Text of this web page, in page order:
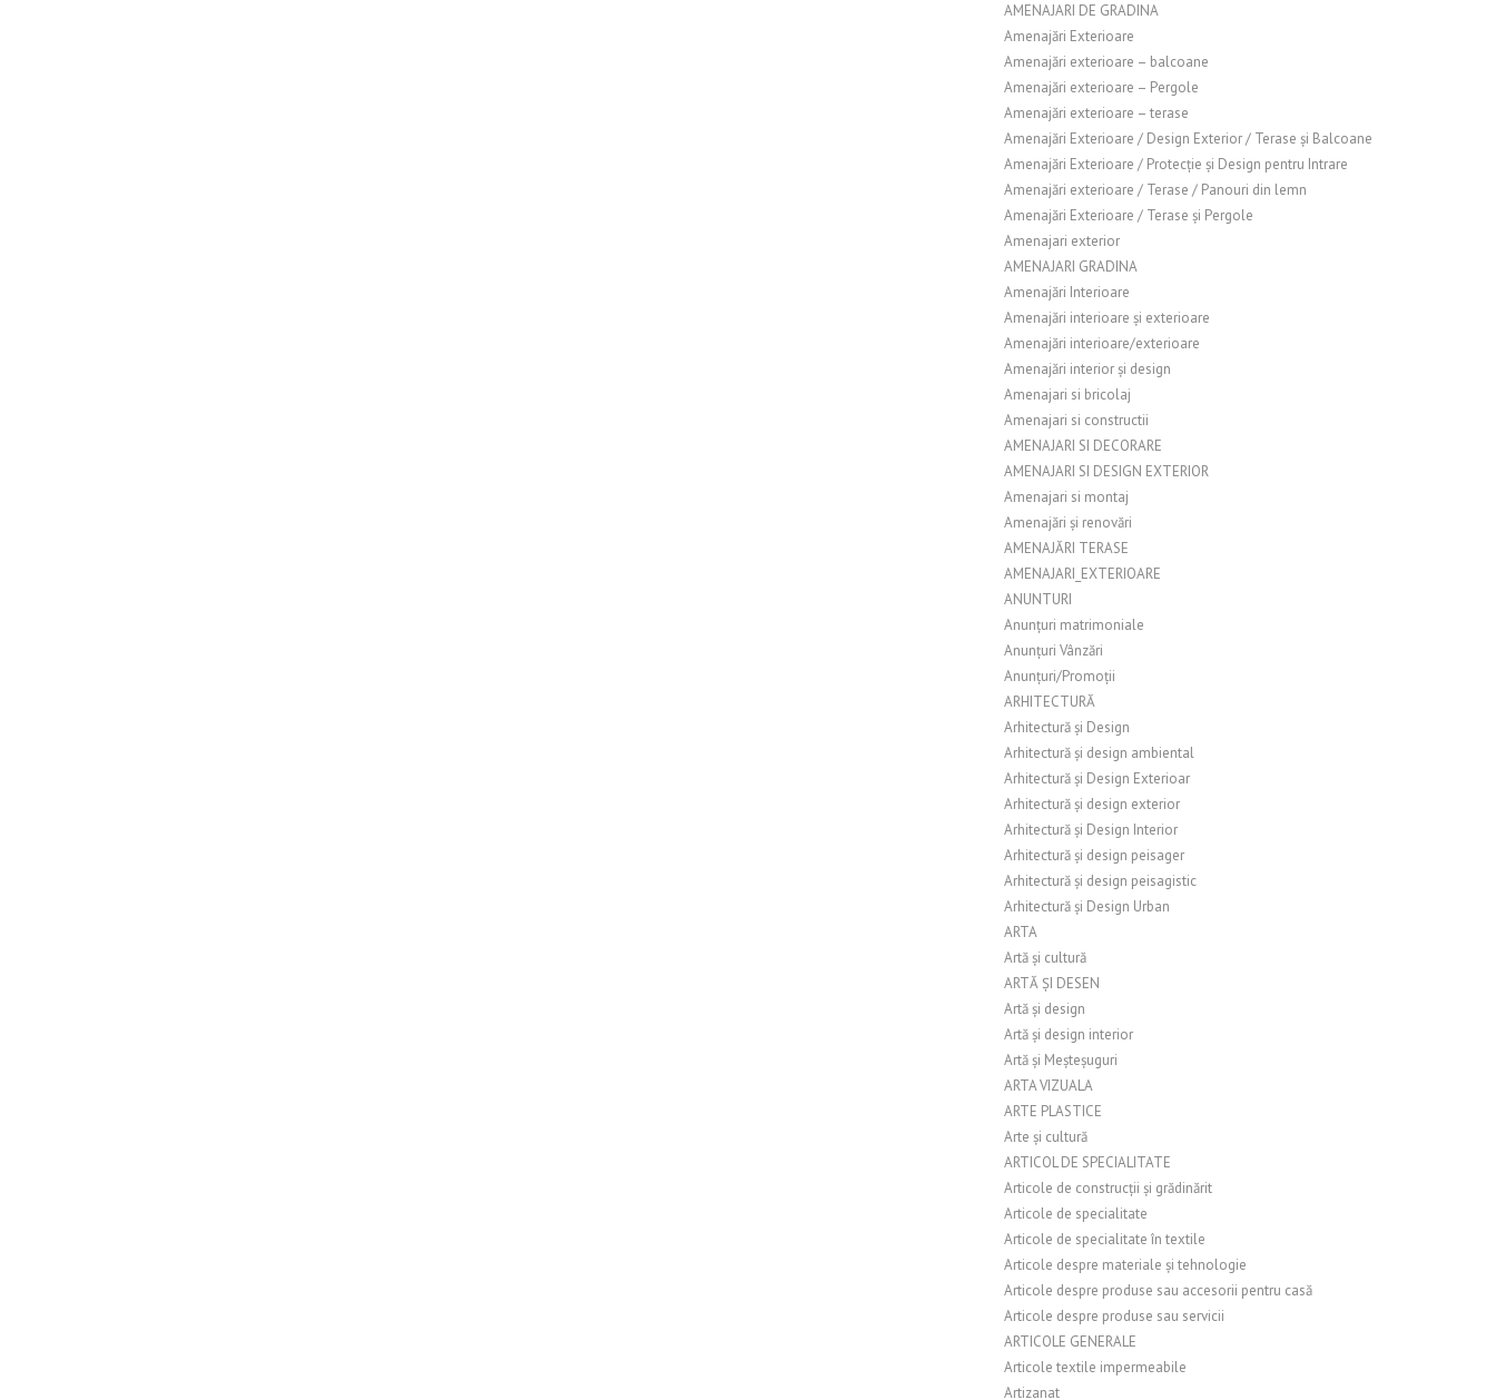
AMENAJARI DE GRADINA
Amenajări Exterioare
Amenajări exterioare – balcoane
Amenajări exterioare – Pergole
Amenajări exterioare – terase
Amenajări Exterioare / Design Exterior / Terase și Balcoane
Amenajări Exterioare / Protecție și Design pentru Intrare
Amenajări exterioare / Terase / Panouri din lemn
Amenajări Exterioare / Terase și Pergole
Amenajari exterior
AMENAJARI GRADINA
Amenajări Interioare
Amenajări interioare și exterioare
Amenajări interioare/exterioare
Amenajări interior și design
Amenajari si bricolaj
Amenajari si constructii
AMENAJARI SI DECORARE
AMENAJARI SI DESIGN EXTERIOR
Amenajari si montaj
Amenajări și renovări
AMENAJĂRI TERASE
AMENAJARI_EXTERIOARE
ANUNTURI
Anunțuri matrimoniale
Anunțuri Vânzări
Anunțuri/Promoții
ARHITECTURĂ
Arhitectură și Design
Arhitectură și design ambiental
Arhitectură și Design Exterioar
Arhitectură și design exterior
Arhitectură și Design Interior
Arhitectură și design peisager
Arhitectură și design peisagistic
Arhitectură și Design Urban
ARTA
Artă și cultură
ARTĂ ȘI DESEN
Artă și design
Artă și design interior
Artă și Meșteșuguri
ARTA VIZUALA
ARTE PLASTICE
Arte și cultură
ARTICOL DE SPECIALITATE
Articole de construcții și grădinărit
Articole de specialitate
Articole de specialitate în textile
Articole despre materiale și tehnologie
Articole despre produse sau accesorii pentru casă
Articole despre produse sau servicii
ARTICOLE GENERALE
Articole textile impermeabile
Artizanat